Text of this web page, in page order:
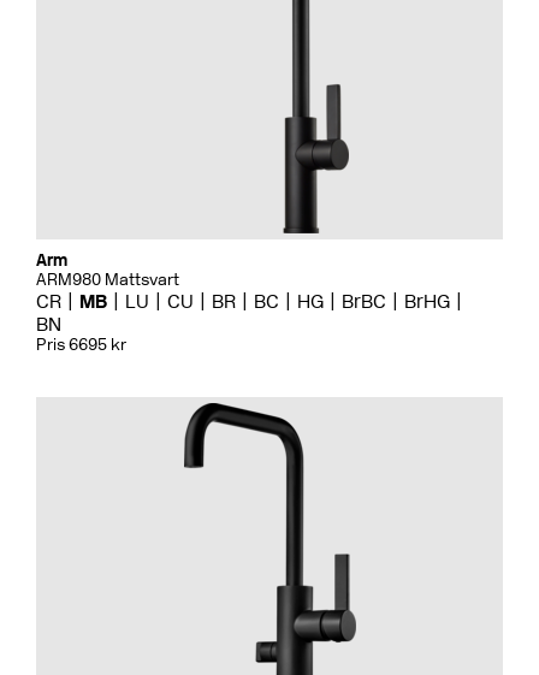
Arm
ARM980 Mattsvart
CR MB LU CU BR BC HG BrBC
BrHG
BN
Pris 6695 kr